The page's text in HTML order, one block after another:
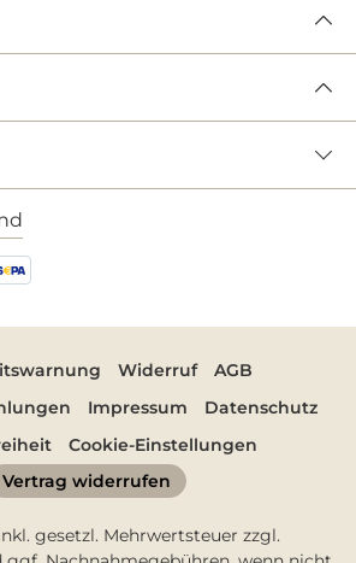
Widerruf
AGB
Impressum
Datenschutz
Cookie-Einstellungen
Vertrag widerrufen
gesetzl. Mehrwertsteuer zzgl.